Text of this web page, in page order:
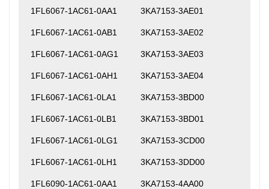
1FL6067-1AC61-0AA1 3KA7153-3AE01
1FL6067-1AC61-0AB1 3KA7153-3AE02
1FL6067-1AC61-0AG1 3KA7153-3AE03
1FL6067-1AC61-0AH1 3KA7153-3AE04
1FL6067-1AC61-0LA1 3KA7153-3BD00
1FL6067-1AC61-0LB1 3KA7153-3BD01
1FL6067-1AC61-0LG1 3KA7153-3CD00
1FL6067-1AC61-0LH1 3KA7153-3DD00
1FL6090-1AC61-0AA1 3KA7153-4AA00